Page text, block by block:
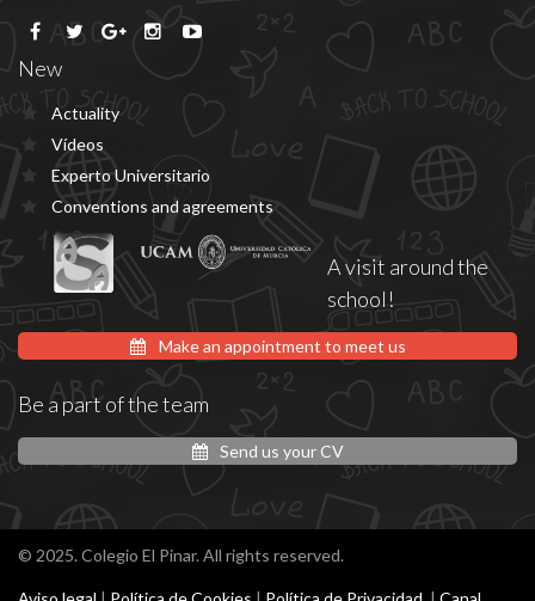
New
Actuality
Vídeos
Experto Universitario
Conventions and agreements
A visit around the
school!
Make an appointment to meet us
Be a part of the team
Send us your CV
© 2025. Colegio El Pinar. All rights reserved.